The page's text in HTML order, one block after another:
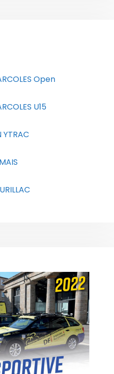
Open
U15